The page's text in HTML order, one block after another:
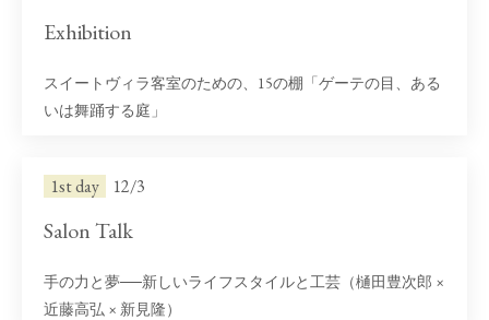
Exhibition
スイートヴィラ客室のための、15の棚「ゲーテの目、ある
いは舞踊する庭」
1st day 12/3
Salon Talk
手の力と夢──新しいライフスタイルと工芸（樋田豊次郎 ×
近藤高弘 × 新見隆）